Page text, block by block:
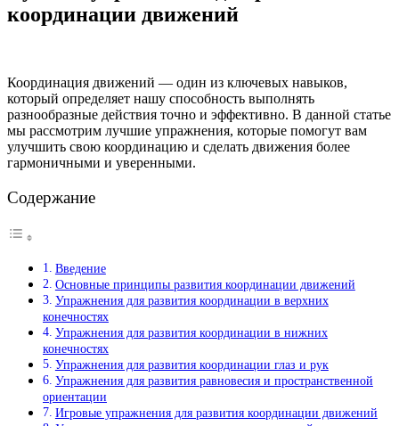
координации движений
Координация движений — один из ключевых навыков,
который определяет нашу способность выполнять
разнообразные действия точно и эффективно. В данной статье
мы рассмотрим лучшие упражнения, которые помогут вам
улучшить свою координацию и сделать движения более
гармоничными и уверенными.
Содержание
Введение
Основные принципы развития координации движений
Упражнения для развития координации в верхних
конечностях
Упражнения для развития координации в нижних
конечностях
Упражнения для развития координации глаз и рук
Упражнения для развития равновесия и пространственной
ориентации
Игровые упражнения для развития координации движений